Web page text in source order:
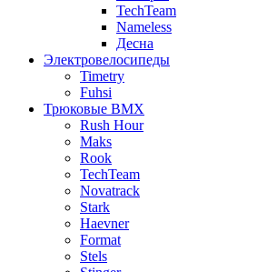
TechTeam
Nameless
Десна
Электровелосипеды
Timetry
Fuhsi
Трюковые BMX
Rush Hour
Maks
Rook
TechTeam
Novatrack
Stark
Haevner
Format
Stels